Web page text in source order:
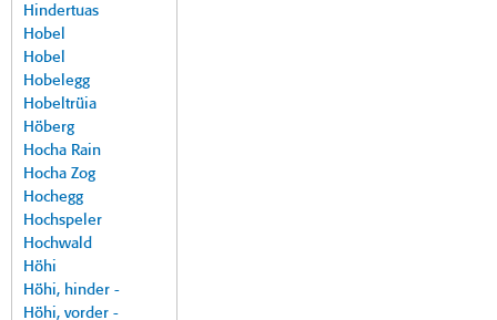
Hindertuas
Hobel
Hobel
Hobelegg
Hobeltrüia
Höberg
Hocha Rain
Hocha Zog
Hochegg
Hochspeler
Hochwald
Höhi
Höhi, hinder -
Höhi, vorder -